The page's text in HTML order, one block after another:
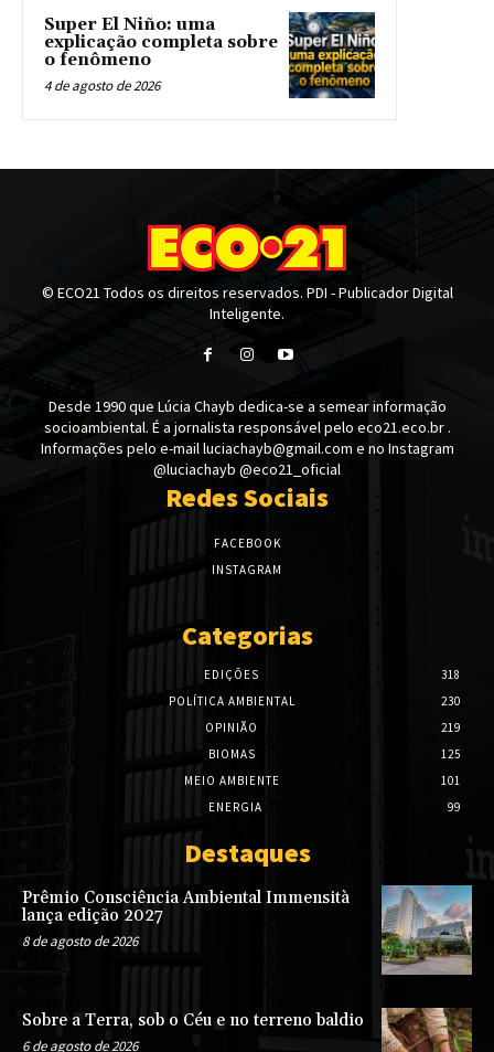
Super El Niño: uma
explicação completa sobre
o fenômeno
4 de agosto de 2026
© ECO21 Todos os direitos reservados. PDI - Publicador Digital
Inteligente.
Desde 1990 que Lúcia Chayb dedica-se a semear informação
socioambiental. É a jornalista responsável pelo eco21.eco.br .
Informações pelo e-mail luciachayb@gmail.com e no Instagram
@luciachayb @eco21_oficial
Redes Sociais
FACEBOOK
INSTAGRAM
Categorias
EDIÇÕES
318
POLÍTICA AMBIENTAL
230
OPINIÃO
219
BIOMAS
125
MEIO AMBIENTE
101
ENERGIA
99
Destaques
Prêmio Consciência Ambiental Immensità
lança edição 2027
8 de agosto de 2026
Sobre a Terra, sob o Céu e no terreno baldio
6 de agosto de 2026